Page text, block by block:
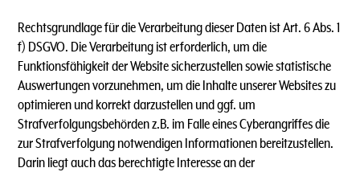
Rechtsgrundlage für die Verarbeitung dieser Daten ist Art. 6 Abs. 1
f) DSGVO. Die Verarbeitung ist erforderlich, um die
Funktionsfähigkeit der Website sicherzustellen sowie statistische
Auswertungen vorzunehmen, um die Inhalte unserer Websites zu
optimieren und korrekt darzustellen und ggf. um
Strafverfolgungsbehörden z.B. im Falle eines Cyberangriffes die
zur Strafverfolgung notwendigen Informationen bereitzustellen.
Darin liegt auch das berechtigte Interesse an der